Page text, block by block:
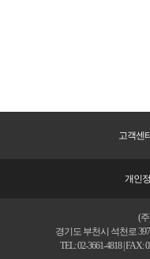
고객센
개인
(
경기도 부천시 석천로
TEL: 02-3661-4818 | FAX: